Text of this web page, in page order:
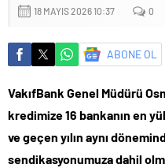
18 MAYIS 2026 10:37 0
ABONE OL
VakıfBank Genel Müdürü
kredimize 16 bankanın en
ve geçen yılın aynı
sendikasyonumuza dahil